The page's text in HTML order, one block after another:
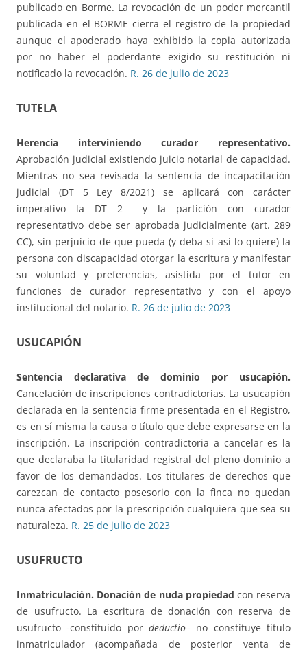
publicado en Borme. La revocación de un poder mercantil
publicada en el BORME cierra el registro de la propiedad
aunque el apoderado haya exhibido la copia autorizada
por no haber el poderdante exigido su restitución ni
notificado la revocación. R. 26 de julio de 2023
TUTELA
Herencia interviniendo curador representativo.
Aprobación judicial existiendo juicio notarial de capacidad.
Mientras no sea revisada la sentencia de incapacitación
judicial (DT 5 Ley 8/2021) se aplicará con carácter
imperativo la DT 2 y la partición con curador
representativo debe ser aprobada judicialmente (art. 289
CC), sin perjuicio de que pueda (y deba si así lo quiere) la
persona con discapacidad otorgar la escritura y manifestar
su voluntad y preferencias, asistida por el tutor en
funciones de curador representativo y con el apoyo
institucional del notario. R. 26 de julio de 2023
USUCAPIÓN
Sentencia declarativa de dominio por usucapión.
Cancelación de inscripciones contradictorias. La usucapión
declarada en la sentencia firme presentada en el Registro,
es en sí misma la causa o título que debe expresarse en la
inscripción. La inscripción contradictoria a cancelar es la
que declaraba la titularidad registral del pleno dominio a
favor de los demandados. Los titulares de derechos que
carezcan de contacto posesorio con la finca no quedan
nunca afectados por la prescripción cualquiera que sea su
naturaleza. R. 25 de julio de 2023
USUFRUCTO
Inmatriculación. Donación de nuda propiedad con reserva
de usufructo. La escritura de donación con reserva de
usufructo -constituido por deductio– no constituye título
inmatriculador (acompañada de posterior venta de